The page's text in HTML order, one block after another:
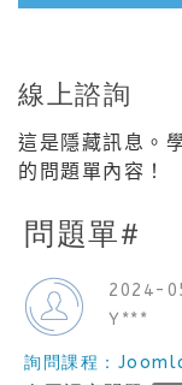
線上諮詢
這是隱藏訊息。
的問題單內容！
問題單#
2024-
Y***
詢問課程：